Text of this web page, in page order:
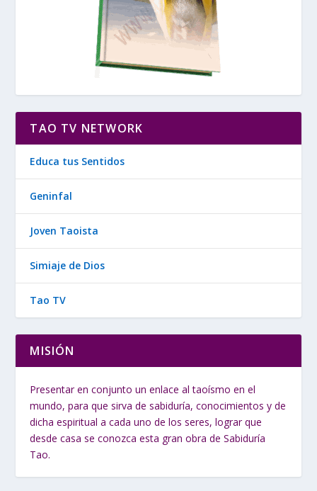
TAO TV NETWORK
Educa tus Sentidos
Geninfal
Joven Taoista
Simiaje de Dios
Tao TV
MISIÓN
Presentar en conjunto un enlace al taoísmo en el
mundo, para que sirva de sabiduría, conocimientos y de
dicha espiritual a cada uno de los seres, lograr que
desde casa se conozca esta gran obra de Sabiduría
Tao.